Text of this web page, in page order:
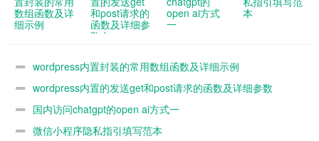
数组函数及详
细示例
和post请求的
函数及详细参
数demo
open ai方式
一
本
wordpress内置封装的常用数组函数及详细示例
wordpress内置的发送get和post请求的函数及详细参数
demo国内访问chatgpt的open ai方式一
微信小程序隐私指引填写范本